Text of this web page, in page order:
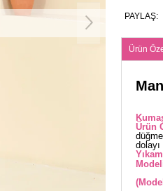
PAYLAŞ:
Ürün
Ürün
dolayı